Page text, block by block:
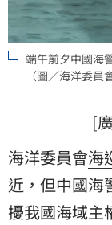
端午前夕中國海
（圖／海洋委員
[
海洋委員會海
近，但中國海
擾我國海域主